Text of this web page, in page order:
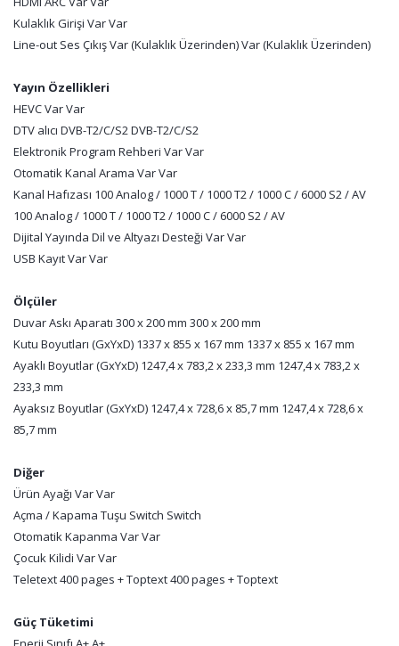
Kulaklık Girişi Var Var
Line-out Ses Çıkış Var (Kulaklık Üzerinden) Var (Kulaklık Üzerinden)
Yayın Özellikleri
HEVC Var Var
DTV alıcı DVB-T2/C/S2 DVB-T2/C/S2
Elektronik Program Rehberi Var Var
Otomatik Kanal Arama Var Var
Kanal Hafızası 100 Analog / 1000 T / 1000 T2 / 1000 C / 6000 S2 / AV
100 Analog / 1000 T / 1000 T2 / 1000 C / 6000 S2 / AV
Dijital Yayında Dil ve Altyazı Desteği Var Var
USB Kayıt Var Var
Ölçüler
Duvar Askı Aparatı 300 x 200 mm 300 x 200 mm
Kutu Boyutları (GxYxD) 1337 x 855 x 167 mm 1337 x 855 x 167 mm
Ayaklı Boyutlar (GxYxD) 1247,4 x 783,2 x 233,3 mm 1247,4 x 783,2 x
233,3 mm
Ayaksız Boyutlar (GxYxD) 1247,4 x 728,6 x 85,7 mm 1247,4 x 728,6 x
85,7 mm
Diğer
Ürün Ayağı Var Var
Açma / Kapama Tuşu Switch Switch
Otomatik Kapanma Var Var
Çocuk Kilidi Var Var
Teletext 400 pages + Toptext 400 pages + Toptext
Güç Tüketimi